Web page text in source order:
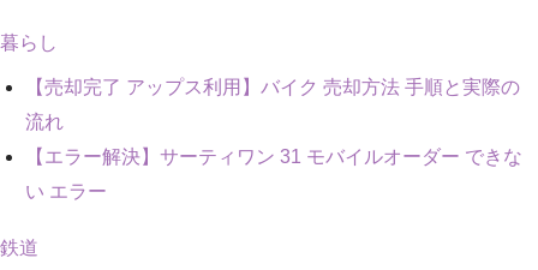
暮らし
【売却完了 アップス利用】バイク 売却方法 手順と実際の
流れ
【エラー解決】サーティワン 31 モバイルオーダー できな
い エラー
鉄道